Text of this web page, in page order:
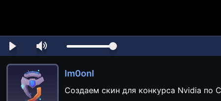
lm0onl
Создаем скин для конкурса Nvidia по